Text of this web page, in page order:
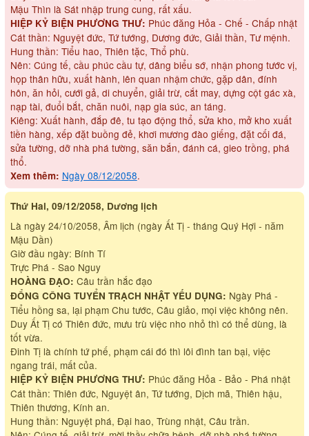
Mậu Thìn là Sát nhập trung cung, rất xấu.
HIỆP KỶ BIỆN PHƯƠNG THƯ: Phúc đăng Hỏa - Chế - Chấp nhật
Cát thần: Nguyệt đức, Tứ tướng, Dương đức, Giải thần, Tư mệnh.
Hung thần: Tiểu hao, Thiên tặc, Thổ phù.
Nên: Cúng tế, cầu phúc cầu tự, dâng biểu sớ, nhận phong tước vị,
họp thân hữu, xuất hành, lên quan nhậm chức, gặp dân, đính
hôn, ăn hỏi, cưới gả, di chuyển, giải trừ, cắt may, dựng cột gác xà,
nạp tài, đuổi bắt, chăn nuôi, nạp gia súc, an táng.
Kiêng: Xuất hành, đắp đê, tu tạo động thổ, sửa kho, mở kho xuất
tiền hàng, xếp đặt buồng đẻ, khơi mương đào giếng, đặt cối đá,
sửa tường, dỡ nhà phá tường, săn bắn, đánh cá, gieo trồng, phá
thổ.
Xem thêm: Ngày 08/12/2058.
Thứ Hai, 09/12/2058, Dương lịch
Là ngày 24/10/2058, Âm lịch (ngày Ất Tị - tháng Quý Hợi - năm
Mậu Dần)
Giờ đầu ngày: Bính Tí
Trực Phá - Sao Nguy
HOÀNG ĐẠO: Câu trần hắc đạo
ĐỔNG CÔNG TUYỂN TRẠCH NHẬT YẾU DỤNG: Ngày Phá -
Tiểu hồng sa, lại phạm Chu tước, Câu giảo, mọi việc không nên.
Duy Ất Tị có Thiên đức, mưu trù việc nho nhỏ thì có thể dùng, là
tốt vừa.
Đinh Tị là chính tứ phế, phạm cái đó thì lôi đình tan bại, việc
ngang trái, mất của.
HIỆP KỶ BIỆN PHƯƠNG THƯ: Phúc đăng Hỏa - Bảo - Phá nhật
Cát thần: Thiên đức, Nguyệt ân, Tứ tướng, Dịch mã, Thiên hậu,
Thiên thương, Kính an.
Hung thần: Nguyệt phá, Đại hao, Trùng nhật, Câu trần.